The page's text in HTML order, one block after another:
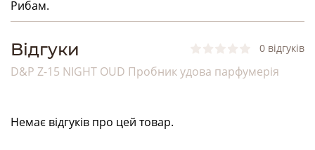
Рибам.
Bідгуки
D&P Z-15 NIGHT OUD Пробник удова парфумерія
0 відгуків
Немає відгуків про цей товар.